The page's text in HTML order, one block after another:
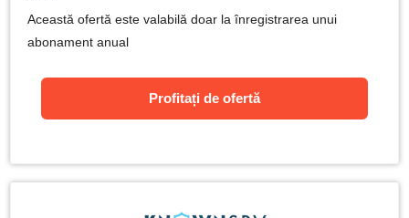
Această ofertă este valabilă doar la înregistrarea unui
abonament anual
Profitați de ofertă